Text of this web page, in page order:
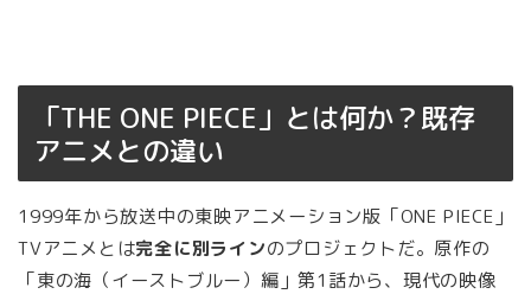
「THE ONE PIECE」とは何か？既存
アニメとの違い
1999年から放送中の東映アニメーション版「ONE PIECE」
TVアニメとは完全に別ラインのプロジェクトだ。原作の
「東の海（イーストブルー）編」第1話から、現代の映像